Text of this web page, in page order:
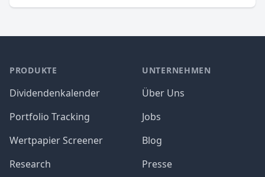
PRODUKTE
Dividendenkalender
Portfolio Tracking
Wertpapier Screener
Research
UNTERNEHMEN
Über Uns
Jobs
Blog
Presse